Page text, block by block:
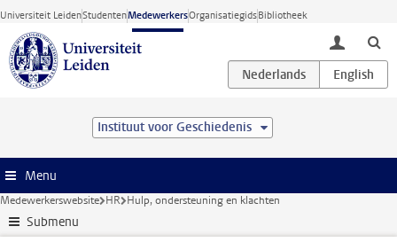
Ga direct naar de inhoud
Universiteit LeidenStudentenMedewerkersOrganisatiegidsBibliotheek
toggle
Instituut voor Geschiedenis
Menu
Medewerkerswebsite HR Hulp, ondersteuning en klachten
Submenu